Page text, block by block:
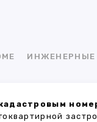
ИНЖЕНЕРНЫЕ